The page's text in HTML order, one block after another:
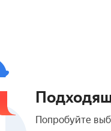
Попробуйте